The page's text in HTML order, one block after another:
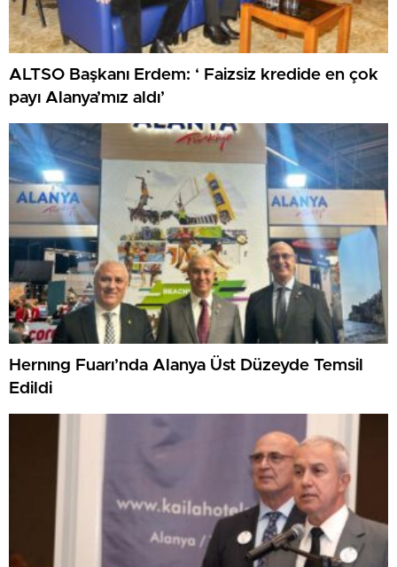
ALTSO Başkanı Erdem: ‘ Faizsiz kredide en çok
payı Alanya’mız aldı’
Hernıng Fuarı’nda Alanya Üst Düzeyde Temsil
Edildi